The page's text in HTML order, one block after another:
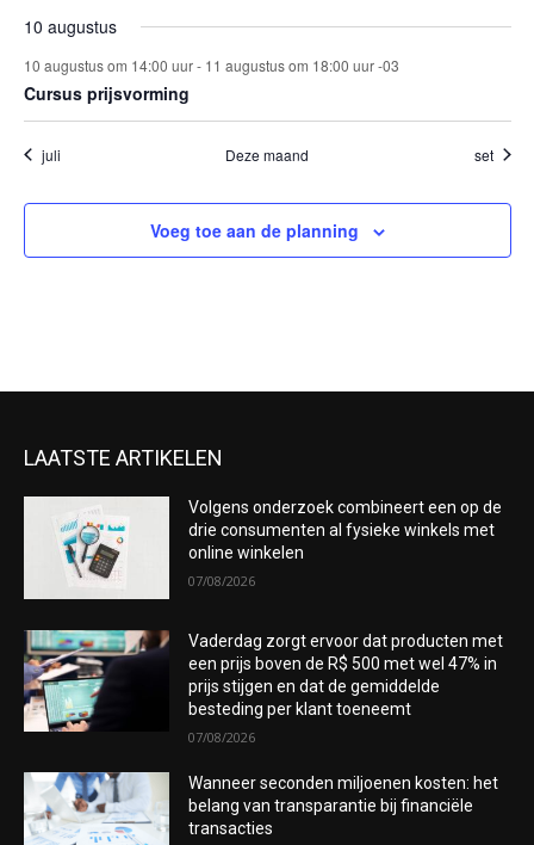
het
10 augustus
10 augustus om 14:00 uur- 11 augustus om 18:00 uur -03
Cursus prijsvorming
juli Deze maand set
Voeg toe aan de planning
LAATSTE ARTIKELEN
Volgens onderzoek combineert een op de
drie consumenten al fysieke winkels met
online winkelen
07/08/2026
Vaderdag zorgt ervoor dat producten met
een prijs boven de R$ 500 met wel 47% in
prijs stijgen en dat de gemiddelde
besteding per klant toeneemt
07/08/2026
Wanneer seconden miljoenen kosten: het
belang van transparantie bij financiële
transacties